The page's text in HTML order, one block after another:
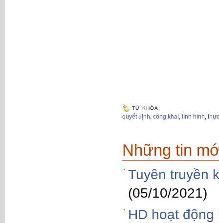
TỪ KHÓA:
quyết định, công khai, tình hình,
Những tin
Tuyên truyền
(05/10/2021)
HD hoạt